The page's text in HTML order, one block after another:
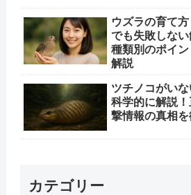
ウズラの育て
でも失敗しない
種類別のポイ
解説
ツチノコがい
科学的に解説！
撃情報の真相
カテゴリー